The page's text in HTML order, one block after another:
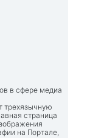
в сфере медиа
трехязычную
страница
на Портале,